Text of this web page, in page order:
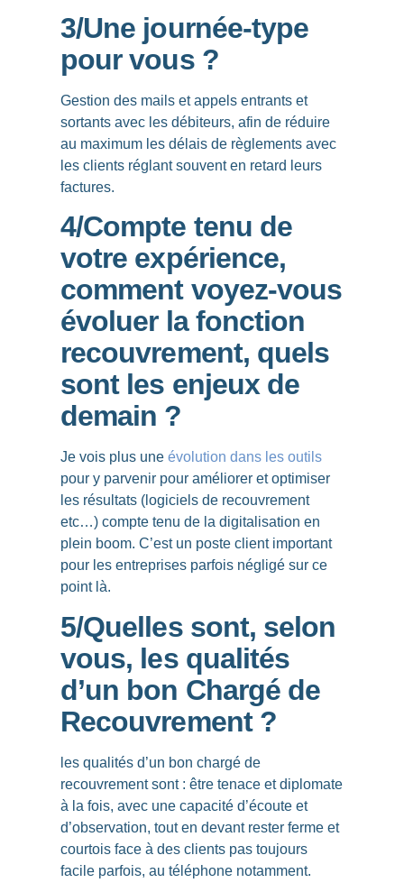
3/Une journée-type
pour vous ?
Gestion des mails et appels entrants et
sortants avec les débiteurs, afin de réduire
au maximum les délais de règlements avec
les clients réglant souvent en retard leurs
factures.
4/Compte tenu de
votre expérience,
comment voyez-vous
évoluer la fonction
recouvrement, quels
sont les enjeux de
demain ?
Je vois plus uneévolution dans les outils
pour y parvenir pour améliorer et optimiser
les résultats (logiciels de recouvrement
etc…) compte tenu de la digitalisation en
plein boom. C’est un poste client important
pour les entreprises parfois négligé sur ce
point là.
5/Quelles sont, selon
vous, les qualités
d’un bon Chargé de
Recouvrement ?
les qualités d’un bon chargé de
recouvrement sont : être tenace et diplomate
à la fois, avec une capacité d’écoute et
d’observation, tout en devant rester ferme et
courtois face à des clients pas toujours
facile parfois, au téléphone notamment.